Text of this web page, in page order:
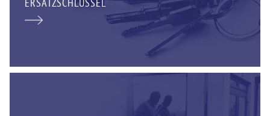
ERSATZSCHLÜSSEL